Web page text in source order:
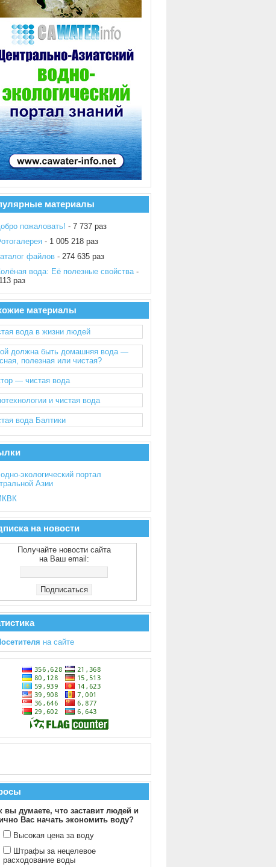
материалы
пожаловать! - 7 737 раз
- 1 005 218 раз
файлов - 274 635 раз
вода: Её полезные свойства-
раз
материалы
вода в жизни людей
должна быть домашняя вода —
полезная или чистая?
— чистая вода
и чистая вода
вода Балтики
экологический портал
Азии
на новости
Получайте новости сайта
на Ваш email:
на сайте
вы думаете, что заставит людей и
Вас начать экономить воду?
Высокая цена за воду
Штрафы за нецелевое
расходование воды